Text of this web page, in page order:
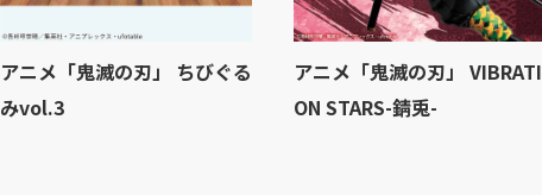
アニメ「鬼滅の刃」 ちびぐる
みvol.3
アニメ「鬼滅の刃」 VIBRATI
ON STARS-錆兎-